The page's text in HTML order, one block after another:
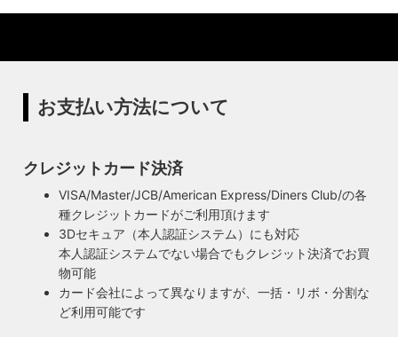
ハイロミドットコムでは、アンティーク照明のリメイクやオ
ています。ハンドメイドによる小規模生産により、他にはな
◆もっと詳しく見る
縁体）が使われていることです。エジソンが電球を発明した
お支払い方法について
クレジットカード決済
VISA/Master/JCB/American Express/Diners Club/の各
種クレジットカードがご利用頂けます
3Dセキュア（本人認証システム）にも対応
本人認証システムでない場合でもクレジット決済でお買
物可能
カード会社によって異なりますが、一括・リボ・分割な
ど利用可能です